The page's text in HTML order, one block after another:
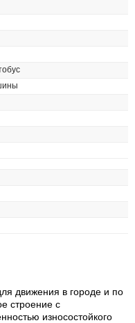
движения в городе и по
строение с
износостойкого